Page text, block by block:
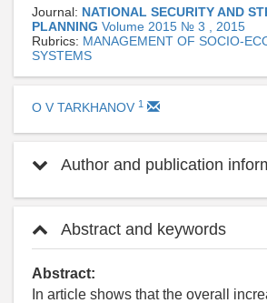
Journal: NATIONAL SECURITY AND
PLANNING Volume 2015 № 3 , 2015
Rubrics: MANAGEMENT OF SOCIO-
SYSTEMS
O V TARKHANOV 1
Author and publication
Abstract and keywords
Abstract:
In article shows that the overall